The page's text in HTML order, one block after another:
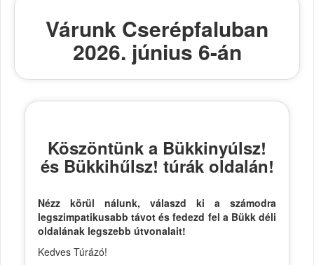
Várunk Cserépfaluban
2026. június 6-án
Köszöntünk a Bükkinyúlsz!
és Bükkihűlsz! túrák oldalán!
Nézz körül nálunk, válaszd ki a számodra
legszimpatikusabb távot és fedezd fel a Bükk déli
oldalának legszebb útvonalait!
Kedves Túrázó!